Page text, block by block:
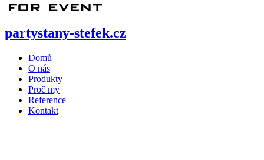
partystany-stefek.cz
Domů
O nás
Produkty
Proč my
Reference
Kontakt